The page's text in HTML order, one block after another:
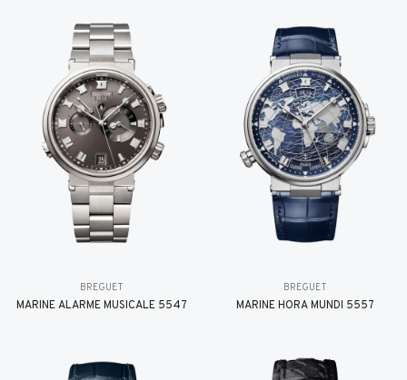
BREGUET
MARINE ALARME MUSICALE 5547
BREGUET
MARINE HORA MUNDI 5557